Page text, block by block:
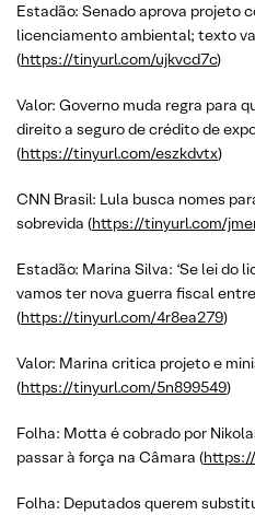
Estadão: Senado aprova projeto
licenciamento ambiental; texto
(https://tinyurl.com/ujkvcd7c)
Valor: Governo muda regra para
direito a seguro de crédito de
(https://tinyurl.com/eszkdvtx)
CNN Brasil: Lula busca nomes
sobrevida (https://tinyurl.com/
Estadão: Marina Silva: ‘Se lei do
vamos ter nova guerra fiscal
(https://tinyurl.com/4r8ea279)
Valor: Marina critica projeto e
(https://tinyurl.com/5n899549)
Folha: Motta é cobrado por
passar à força na Câmara (
Folha: Deputados querem